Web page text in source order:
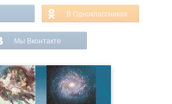
В Одноклассниках
Мы Вконтакте